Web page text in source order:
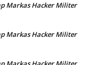
Markas Hacker Militer
Markas Hacker Militer